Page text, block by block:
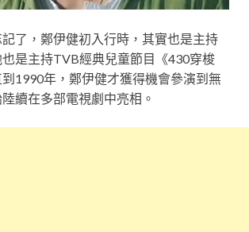
了，鄭伊健初入行時，其實也是主持
是主持TVB經典兒童節目《430穿梭
1990年，鄭伊健才獲得機會參演到無
續在多部電視劇中亮相。